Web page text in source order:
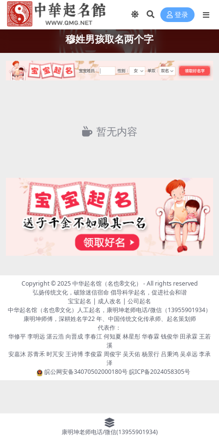
登录
穆姓男孩取名两个字
暂无内容
Copyright © 2025中华起名馆（名也®文化） - All rights reserved
弘扬传统文化，破除迷信宿命 倡导科学起名，促进社会和谐
宝宝起名 | 成人改名 | 公司起名
中华起名馆（名也®文化）人工起名，康明坤老师电话/微信（13955901934）
康明坤师傅，深耕姓名学22 年、中国传统文化传承师、起名策划师
代表作：
华修平 李明远 湛云浩 向晋成 李春江 何知夏 林星彤 华春霖 钱俊华 田承霖 王若
溪
安嘉沐 苏青禾 时芃安 王诗博 李俊霖 周俊宇 吴天佑 杨景行 吕秉鸿 吴卓远 李承
泽
皖公网安备34070502000180号皖ICP备2024058305号
康明坤老师电话/微信(13955901934)